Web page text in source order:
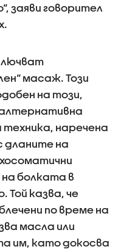
заяви говорител
масаж. Този
на този,
техника, наречена
дланите на
болката в
Той казва, че
по време на
масла или
им, като докосва